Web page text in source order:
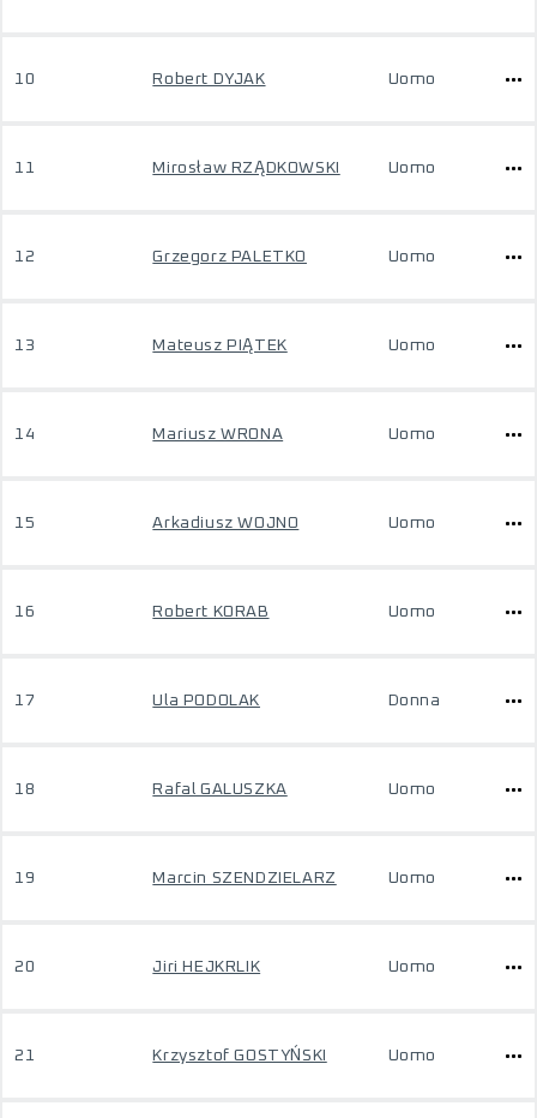
10 Robert DYJAK Uomo
11 Mirosław RZĄDKOWSKI Uomo
12 Grzegorz PALETKO Uomo
13 Mateusz PIĄTEK Uomo
14 Mariusz WRONA Uomo
15 Arkadiusz WOJNO Uomo
16 Robert KORAB Uomo
17 Ula PODOLAK Donna
18 Rafal GALUSZKA Uomo
19 Marcin SZENDZIELARZ Uomo
20 Jiri HEJKRLIK Uomo
21 Krzysztof GOSTYŃSKI Uomo